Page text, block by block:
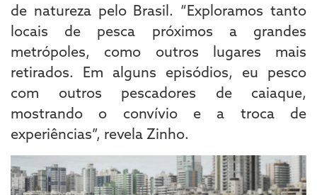
de natureza pelo Brasil. “Exploramos tanto
locais de pesca próximos a grandes
metrópoles, como outros lugares mais
retirados. Em alguns episódios, eu pesco
com outros pescadores de caiaque,
mostrando o convívio e a troca de
experiências”, revela Zinho.